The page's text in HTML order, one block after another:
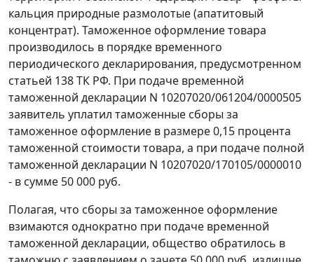
кальция природные размолотые (апатитовый
концентрат). Таможенное оформление товара
производилось в порядке временного
периодического декларирования, предусмотренном
статьей 138ТК РФ. При подаче временной
таможенной декларации N 10207020/061204/0000505
заявитель уплатил таможенные сборы за
таможенное оформление в размере 0,15 процента
таможенной стоимости товара, а при подаче полной
таможенной декларации N 10207020/170105/0000010
- в сумме 50 000 руб.
Полагая, что сборы за таможенное оформление
взимаются однократно при подаче временной
таможенной декларации, общество обратилось в